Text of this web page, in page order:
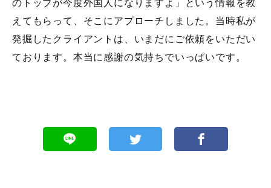
のトップが今度外国人になりますよ」という情報を教
えてもらって、そこにアプローチしました。当時私が
発掘したクライアントは、いまだにご依頼をいただい
ております。本当に感謝の気持ちでいっぱいです。